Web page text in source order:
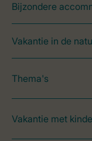
Bijzondere
Vakantie in de
Thema's
Vakantie met